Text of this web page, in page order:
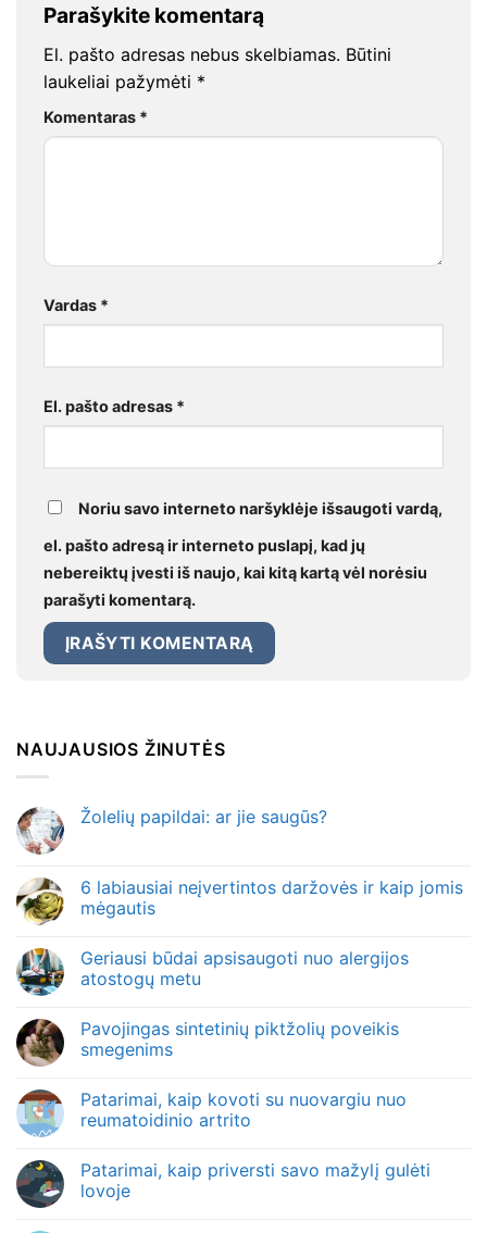
Parašykite komentarą
El. pašto adresas nebus skelbiamas. Būtini
laukeliai pažymėti *
Komentaras *
Vardas *
El. pašto adresas *
Noriu savo interneto naršyklėje išsaugoti vardą,
el. pašto adresą ir interneto puslapį, kad jų
nebereiktų įvesti iš naujo, kai kitą kartą vėl norėsiu
parašyti komentarą.
NAUJAUSIOS ŽINUTĖS
Žolelių papildai: ar jie saugūs?
6 labiausiai neįvertintos daržovės ir kaip jomis
mėgautis
Geriausi būdai apsisaugoti nuo alergijos
atostogų metu
Pavojingas sintetinių piktžolių poveikis
smegenims
Patarimai, kaip kovoti su nuovargiu nuo
reumatoidinio artrito
Patarimai, kaip priversti savo mažylį gulėti
lovoje